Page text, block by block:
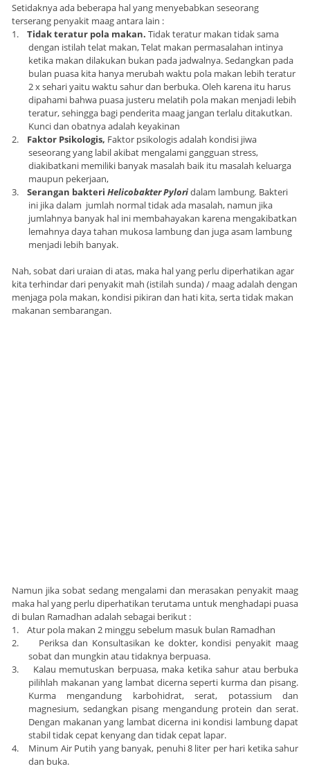
Setidaknya ada beberapa hal yang menyebabkan seseorang
terserang penyakit maag antara lain :
1.
Tidak teratur pola makan. Tidak teratur makan tidak sama
dengan istilah telat makan, Telat makan permasalahan intinya
ketika makan dilakukan bukan pada jadwalnya. Sedangkan pada
bulan puasa kita hanya merubah waktu pola makan lebih teratur
2 x sehari yaitu waktu sahur dan berbuka. Oleh karena itu harus
dipahami bahwa puasa justeru melatih pola makan menjadi lebih
teratur, sehingga bagi penderita maag jangan terlalu ditakutkan.
Kunci dan obatnya adalah keyakinan
2.
Faktor Psikologis, Faktor psikologis adalah kondisi jiwa
seseorang yang labil akibat mengalami gangguan stress,
diakibatkani memiliki banyak masalah baik itu masalah keluarga
maupun pekerjaan,
3.
Serangan bakteri Helicobakter Pyloridalam lambung. Bakteri
ini jika dalam jumlah normal tidak ada masalah, namun jika
jumlahnya banyak hal ini membahayakan karena mengakibatkan
lemahnya daya tahan mukosa lambung dan juga asam lambung
menjadi lebih banyak.
Nah, sobat dari uraian di atas, maka hal yang perlu diperhatikan agar
kita terhindar dari penyakit mah (istilah sunda) / maag adalah dengan
menjaga pola makan, kondisi pikiran dan hati kita, serta tidak makan
makanan sembarangan.
Namun jika sobat sedang mengalami dan merasakan penyakit maag
maka hal yang perlu diperhatikan terutama untuk menghadapi puasa
di bulan Ramadhan adalah sebagai berikut :
1.
Atur pola makan 2 minggu sebelum masuk bulan Ramadhan
2.
Periksa dan Konsultasikan ke dokter, kondisi penyakit maag
sobat dan mungkin atau tidaknya berpuasa.
3.
Kalau memutuskan berpuasa, maka ketika sahur atau berbuka
pilihlah makanan yang lambat dicerna seperti kurma dan pisang.
Kurma mengandung karbohidrat, serat, potassium dan
magnesium, sedangkan pisang mengandung protein dan serat.
Dengan makanan yang lambat dicerna ini kondisi lambung dapat
stabil tidak cepat kenyang dan tidak cepat lapar.
4.
Minum Air Putih yang banyak, penuhi 8 liter per hari ketika sahur
dan buka.